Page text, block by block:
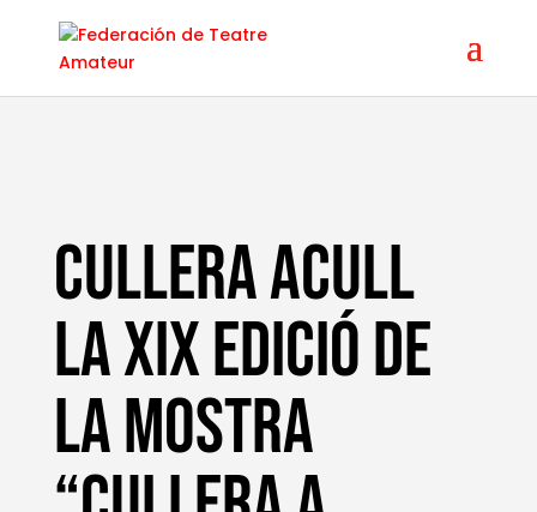
cullera acull
la xix edició de
la mostra